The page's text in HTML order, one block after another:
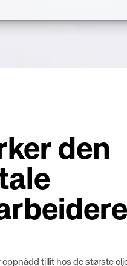
den
oppnådd tillit hos de største